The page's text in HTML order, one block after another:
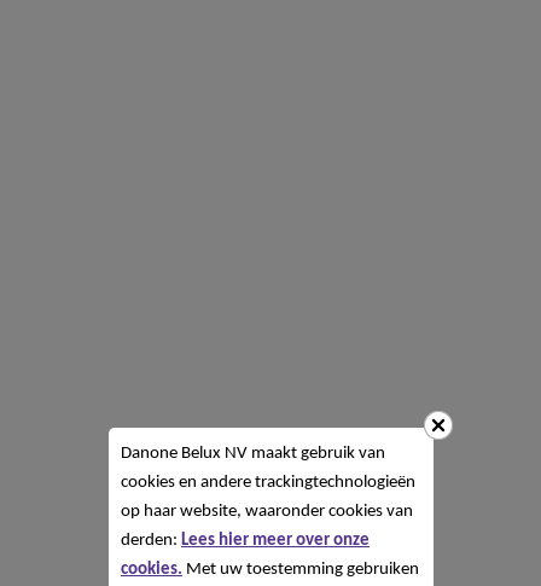
Danone Belux NV maakt gebruik van
cookies en andere trackingtechnologieën
op haar website, waaronder cookies van
derden: Lees hier meer over onze
cookies. Met uw toestemming gebruiken